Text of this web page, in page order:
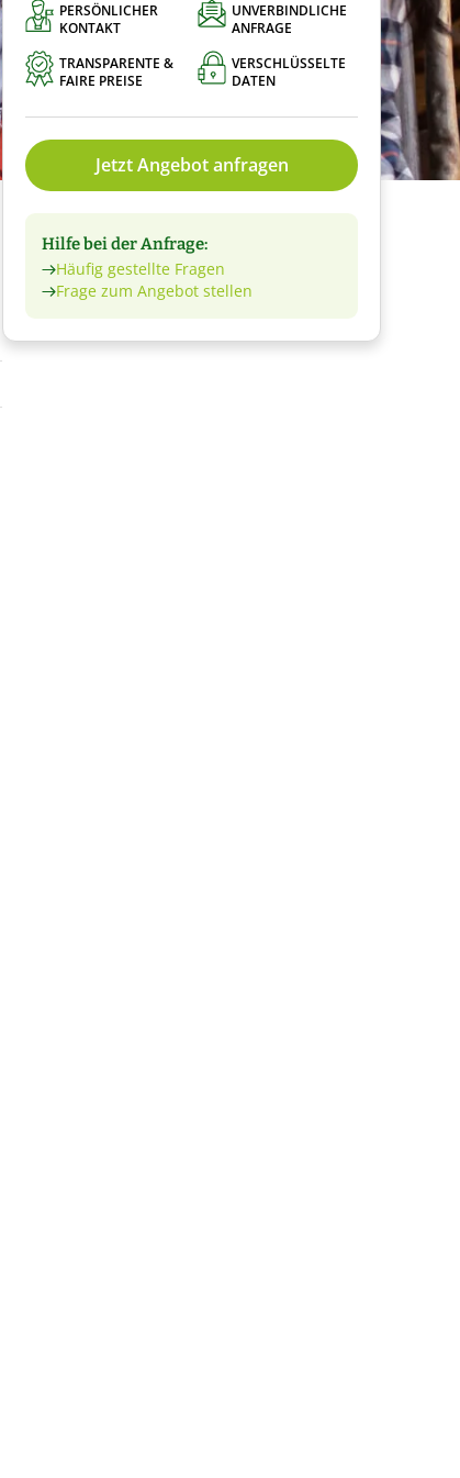
PERSÖNLICHER
KONTAKT
UNVERBINDLICHE
ANFRAGE
TRANSPARENTE &
FAIRE PREISE
VERSCHLÜSSELTE
DATEN
Jetzt Angebot anfragen
Hilfe bei der Anfrage:
Häufig gestellte Fragen
Frage zum Angebot stellen